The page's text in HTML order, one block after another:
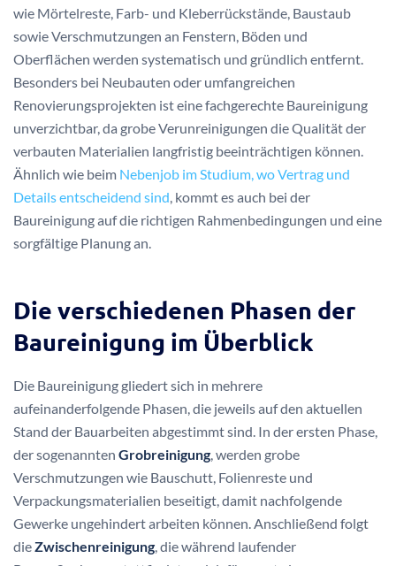
wie Mörtelreste, Farb- und Kleberrückstände, Baustaub
sowie Verschmutzungen an Fenstern, Böden und
Oberflächen werden systematisch und gründlich entfernt.
Besonders bei Neubauten oder umfangreichen
Renovierungsprojekten ist eine fachgerechte Baureinigung
unverzichtbar, da grobe Verunreinigungen die Qualität der
verbauten Materialien langfristig beeinträchtigen können.
Ähnlich wie beim Nebenjob im Studium, wo Vertrag und
Details entscheidend sind, kommt es auch bei der
Baureinigung auf die richtigen Rahmenbedingungen und eine
sorgfältige Planung an.
Die verschiedenen Phasen der
Baureinigung im Überblick
Die Baureinigung gliedert sich in mehrere
aufeinanderfolgende Phasen, die jeweils auf den aktuellen
Stand der Bauarbeiten abgestimmt sind. In der ersten Phase,
der sogenannten Grobreinigung, werden grobe
Verschmutzungen wie Bauschutt, Folienreste und
Verpackungsmaterialien beseitigt, damit nachfolgende
Gewerke ungehindert arbeiten können. Anschließend folgt
dieZwischenreinigung, die während laufender